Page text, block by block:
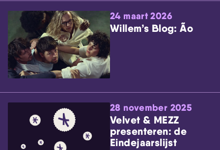
24 maart 2026
Willem’s Blog: Ão
28 november 2025
Velvet & MEZZ
presenteren: de
Eindejaarslijst